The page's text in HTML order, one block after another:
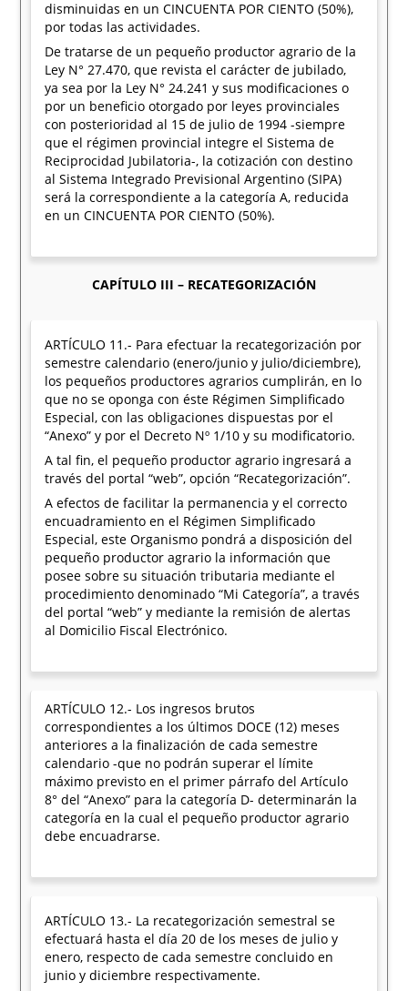
disminuidas en un CINCUENTA POR CIENTO (50%),
por todas las actividades.
De tratarse de un pequeño productor agrario de la
Ley N° 27.470, que revista el carácter de jubilado,
ya sea por la Ley N° 24.241 y sus modificaciones o
por un beneficio otorgado por leyes provinciales
con posterioridad al 15 de julio de 1994 -siempre
que el régimen provincial integre el Sistema de
Reciprocidad Jubilatoria-, la cotización con destino
al Sistema Integrado Previsional Argentino (SIPA)
será la correspondiente a la categoría A, reducida
en un CINCUENTA POR CIENTO (50%).
CAPÍTULO III – RECATEGORIZACIÓN
ARTÍCULO 11.- Para efectuar la recategorización por
semestre calendario (enero/junio y julio/diciembre),
los pequeños productores agrarios cumplirán, en lo
que no se oponga con éste Régimen Simplificado
Especial, con las obligaciones dispuestas por el
“Anexo” y por el Decreto Nº 1/10 y su modificatorio.
A tal fin, el pequeño productor agrario ingresará a
través del portal “web”, opción “Recategorización”.
A efectos de facilitar la permanencia y el correcto
encuadramiento en el Régimen Simplificado
Especial, este Organismo pondrá a disposición del
pequeño productor agrario la información que
posee sobre su situación tributaria mediante el
procedimiento denominado “Mi Categoría”, a través
del portal “web” y mediante la remisión de alertas
al Domicilio Fiscal Electrónico.
ARTÍCULO 12.- Los ingresos brutos
correspondientes a los últimos DOCE (12) meses
anteriores a la finalización de cada semestre
calendario -que no podrán superar el límite
máximo previsto en el primer párrafo del Artículo
8° del “Anexo” para la categoría D- determinarán la
categoría en la cual el pequeño productor agrario
debe encuadrarse.
ARTÍCULO 13.- La recategorización semestral se
efectuará hasta el día 20 de los meses de julio y
enero, respecto de cada semestre concluido en
junio y diciembre respectivamente.